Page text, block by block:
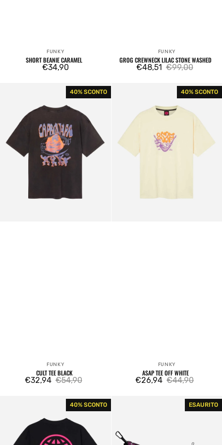
Venditore:
FUNKY
SHORT BEANIE CARAMEL
Prezzo
€34,90
Venditore:
FUNKY
GROG CREWNECK LILAC STONE WASHED
Prezzo
€48,51
Prezzo
regolare
€99,00
40% SCONTO
Venditore:
FUNKY
CULT TEE BLACK
Prezzo
€32,94
Prezzo
regolare
€54,90
Asap
Tee
White
40% SCONTO
Venditore:
FUNKY
ASAP TEE OFF WHITE
Prezzo
€26,94
Prezzo
regolare
€44,90
40% SCONTO Amaca
Hammock
ESAURITO